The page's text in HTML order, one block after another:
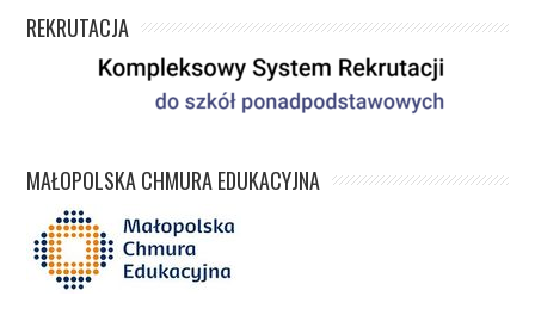
REKRUTACJA
MAŁOPOLSKA CHMURA EDUKACYJNA